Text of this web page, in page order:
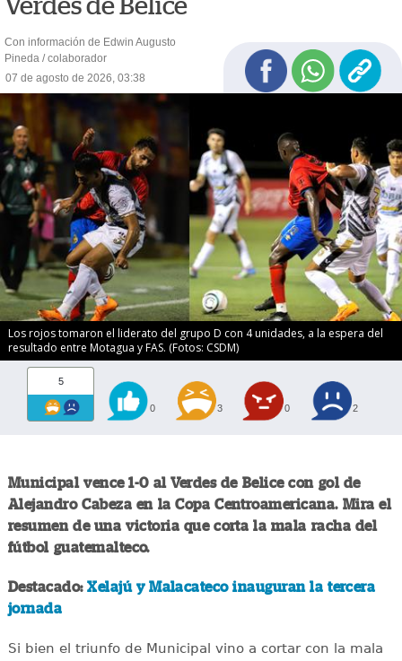
Verdes de Belice
Con información de Edwin Augusto
Pineda / colaborador
07 de agosto de 2026, 03:38
Los rojos tomaron el liderato del grupo D con 4 unidades, a la espera del
resultado entre Motagua y FAS. (Fotos: CSDM)
5
0 3 0 2
Municipal vence 1-0 al Verdes de Belice con gol de
Alejandro Cabeza en la Copa Centroamericana. Mira el
resumen de una victoria que corta la mala racha del
fútbol guatemalteco.
Destacado:Xelajú y Malacateco inauguran la tercera
jornada
Si bien el triunfo de Municipal vino a cortar con la mala